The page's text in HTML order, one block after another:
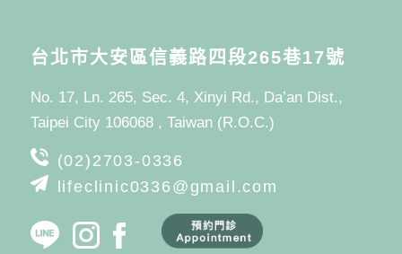
台北市大安區信義路四段265巷17號
No. 17, Ln. 265, Sec. 4, Xinyi Rd., Da’an Dist.,
Taipei City 106068 , Taiwan (R.O.C.)
(02)2703-0336
lifeclinic0336@gmail.com